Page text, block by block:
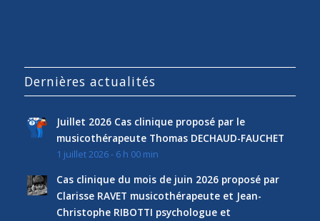
Dernières actualités
Juillet 2026 Cas clinique proposé par le
musicothérapeute Thomas DECHAUD-FAUCHET
1 juillet 2026 - 6 h 00 min
Cas clinique du mois de juin 2026 proposé par
Clarisse RAVET musicothérapeute et Jean-
Christophe RIBOTTI psychologue et